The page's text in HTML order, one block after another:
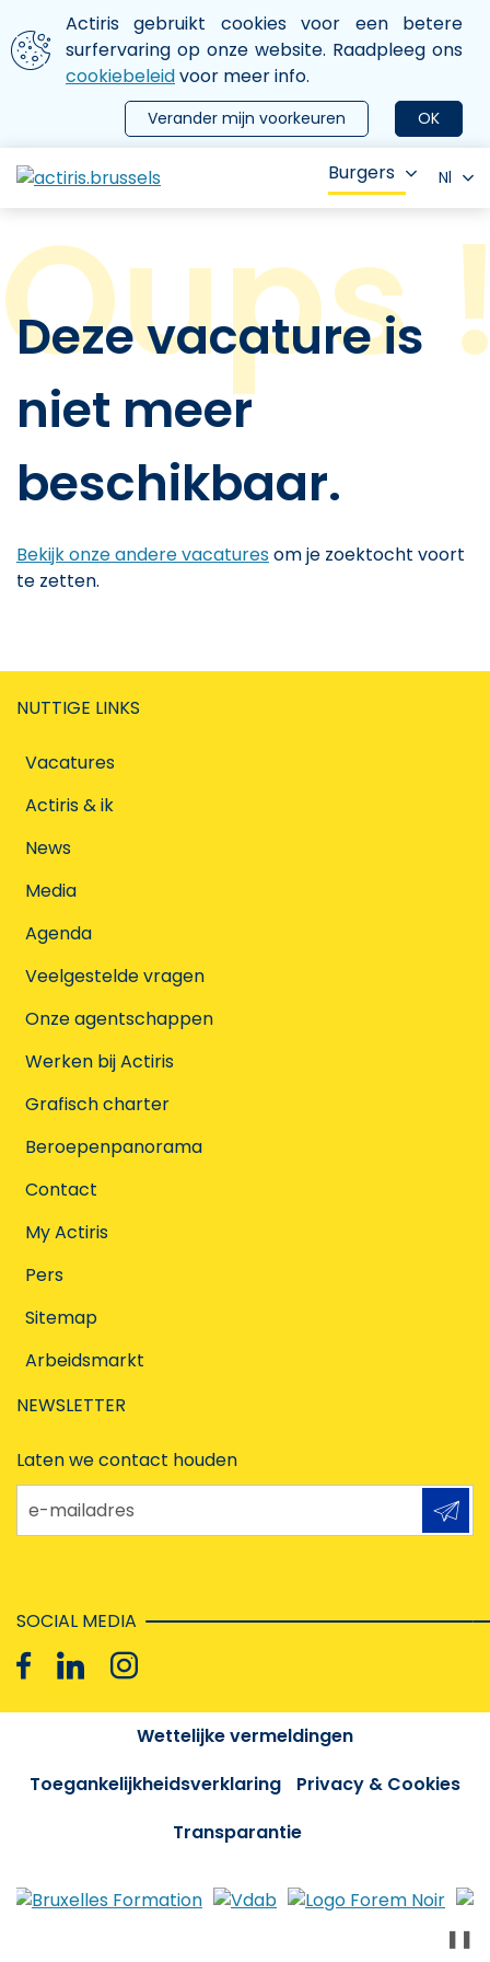
Aller au contenu principal
We gebruiken cookies
Actiris gebruikt cookies voor een betere
surfervaring op onze website. Raadpleeg ons
cookiebeleidvoor meer info.
OK
Verander mijn voorkeuren
le menu
Burgers Nl
Deze vacature is
niet meer
beschikbaar.
Bekijk onze andere vacaturesom je zoektocht voort
te zetten.
NUTTIGE LINKS
Vacatures
Actiris & ik
News
Media
Agenda
Veelgestelde vragen
Onze agentschappen
Werken bij Actiris
Grafisch charter
Beroepenpanorama
Contact
My Actiris
Pers
Sitemap
Arbeidsmarkt
NEWSLETTER
Laten we contact houden
e-mailadres
SOCIAL MEDIA
Wettelijke vermeldingen
Toegankelijkheidsverklaring
Privacy & Cookies
Transparantie
❚❚